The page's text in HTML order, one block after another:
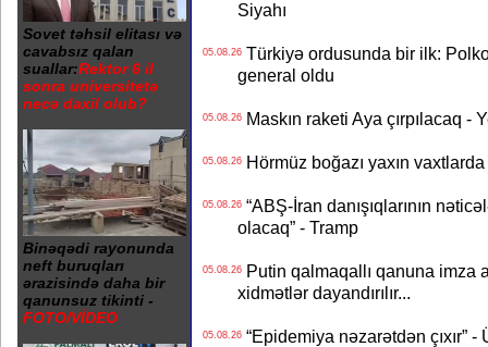
Sovet təhsil elitası və
cavabsız qalan
suallar:Rektor 6 il
sonra universitetə
necə daxil olub?
Binəqədi rayonunda
neft buruqları
ərazisində daha bir
qanunsuz tikinti -
FOTO/VİDEO
Siyahı
05.08.26Türkiyə ordusunda bir ilk:
general oldu
05.08.26Maskın raketi Aya çırpılacaq -
05.08.26Hörmüz boğazı yaxın
05.08.26“ABŞ-İran danışıqlarının
olacaq” - Tramp
05.08.26Putin qalmaqallı qanuna imza
xidmətlər dayandırılır...
05.08.26“Epidemiya nəzarətdən çıxır” -